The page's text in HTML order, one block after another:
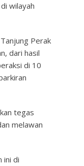
wilayah
Perak
dari hasil
di 10
tegas
melawan
ini di